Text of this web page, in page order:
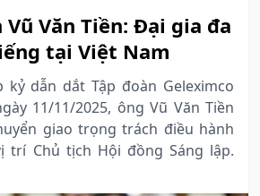
Vũ Văn Tiền: Đại gia đa
tại Việt Nam
kỷ dẫn dắt Tập đoàn Geleximco
11/11/2025, ông Vũ Văn Tiền
giao trọng trách điều hành
trí Chủ tịch Hội đồng Sáng lập.